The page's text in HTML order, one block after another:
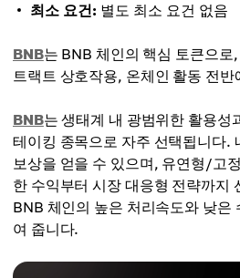
최소 요건: 별도 최소 요건 없음
BNB는 BNB 체인의 핵심 토큰으로
트랙트 상호작용, 온체인 활동 전반
BNB는 생태계 내 광범위한 활용성
테이킹 종목으로 자주 선택됩니다.
보상을 얻을 수 있으며, 유연형/고
한 수익부터 시장 대응형 전략까지
BNB 체인의 높은 처리속도와 낮은
여 줍니다.